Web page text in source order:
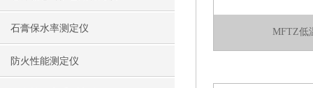
石膏保水率测定仪
防火性能测定仪
MFTZ低